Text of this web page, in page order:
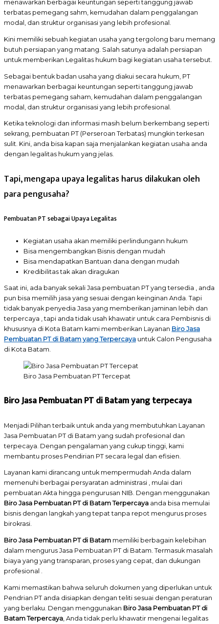
menawarkan berbagai keuntungan seperti tanggung jawab
terbatas pemegang sahm, kemudahan dalam penggalangan
modal, dan struktur organisasi yang lebih profesional.
Kini memiliki sebuah kegiatan usaha yang tergolong baru memang
butuh persiapan yang matang. Salah satunya adalah persiapan
untuk memberikan Legalitas hukum bagi kegiatan usaha tersebut.
Sebagai bentuk badan usaha yang diakui secara hukum, PT
menawarkan berbagai keuntungan seperti tanggung jawab
terbatas pemegang saham, kemudahan dalam penggalangan
modal, dan struktur organisasi yang lebih profesional.
Ketika teknologi dan informasi masih belum berkembang seperti
sekrang, pembuatan PT (Perseroan Terbatas) mungkin terkesan
sulit. Kini, anda bisa kapan saja menjalankan kegiatan usaha anda
dengan legalitas hukum yang jelas.
Tapi, mengapa upaya legalitas harus dilakukan oleh
para pengusaha?
Pembuatan PT sebagai Upaya Legalitas
Kegiatan usaha akan memiliki perlindungann hukum
Bisa mengembangkan Bisnis dengan mudah
Bisa mendapatkan Bantuan dana dengan mudah
Kredibilitas tak akan diragukan
Saat ini, ada banyak sekali Jasa pembuatan PT yang tersedia , anda
pun bisa memilih jasa yang sesuai dengan keinginan Anda. Tapi
tidak banyak penyedia Jasa yang memberikan jaminan lebih dan
terpercaya , tapi anda tidak usah khawatir untuk cara Pembisnis di
khususnya di Kota Batam kami memberikan Layanan Biro Jasa
Pembuatan PT di Batam yang Terpercaya untuk Calon Pengusaha
di Kota Batam.
Biro Jasa Pembuatan PT Tercepat
Biro Jasa Pembuatan PT di Batamyangterpecaya
Menjadi Pilihan terbaik untuk anda yang membutuhkan Layanan
Jasa Pembuatan PT di Batam yang sudah profesional dan
terpecaya. Dengan pengalaman yang cukup tinggi, kami
membantu proses Pendirian PT secara legal dan efisien.
Layanan kami dirancang untuk mempermudah Anda dalam
memenuhi berbagai persyaratan administrasi , mulai dari
pembuatan Akta hingga pengurusan NIB. Dengan menggunakan
Biro Jasa Pembuatan PT di Batam Terpercaya anda bisa memulai
bisnis dengan langkah yang tepat tanpa repot mengurus proses
birokrasi.
Biro Jasa Pembuatan PT di Batam memiliki berbagain kelebihan
dalam mengurus Jasa Pembuatan PT di Batam. Termasuk masalah
biaya yang yang transparan, proses yang cepat, dan dukungan
profesional .
Kami memastikan bahwa seluruh dokumen yang diperlukan untuk
Pendrian PT anda disiapkan dengan teliti sesuai dengan peraturan
yang berlaku. Dengan menggunakan Biro Jasa Pembuatan PT di
Batam Terpercaya , Anda tidak perlu khawatir mengenai legalitas